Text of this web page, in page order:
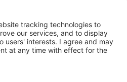
AB 2023. Todos los derechos